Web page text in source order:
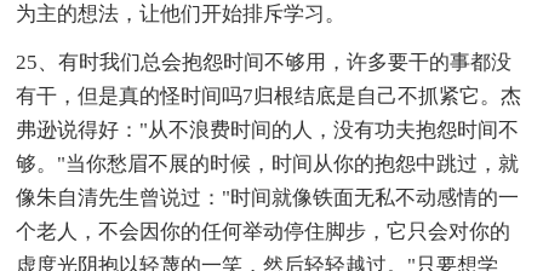
为主的想法，让他们开始排斥学习。
25、有时我们总会抱怨时间不够用，许多要干的事都没
有干，但是真的怪时间吗7归根结底是自己不抓紧它。杰
弗逊说得好："从不浪费时间的人，没有功夫抱怨时间不
够。"当你愁眉不展的时候，时间从你的抱怨中跳过，就
像朱自清先生曾说过："时间就像铁面无私不动感情的一
个老人，不会因你的任何举动停住脚步，它只会对你的
虚度光阴抱以轻蔑的一笑，然后轻轻越过。"只要想学